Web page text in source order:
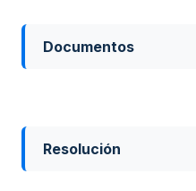
Documentos
Resolución